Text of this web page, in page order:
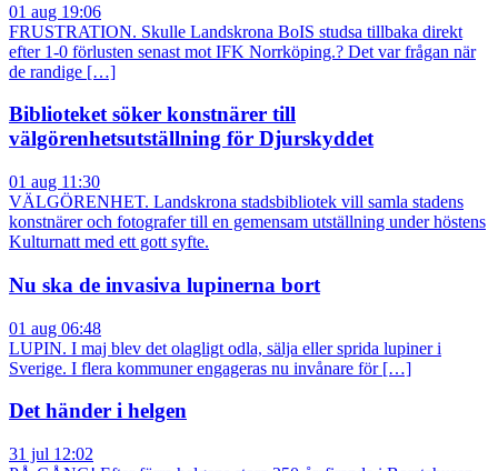
01 aug 19:06
FRUSTRATION. Skulle Landskrona BoIS studsa tillbaka direkt
efter 1-0 förlusten senast mot IFK Norrköping.? Det var frågan när
de randige […]
Biblioteket söker konstnärer till
välgörenhetsutställning för Djurskyddet
01 aug 11:30
VÄLGÖRENHET. Landskrona stadsbibliotek vill samla stadens
konstnärer och fotografer till en gemensam utställning under höstens
Kulturnatt med ett gott syfte.
Nu ska de invasiva lupinerna bort
01 aug 06:48
LUPIN. I maj blev det olagligt odla, sälja eller sprida lupiner i
Sverige. I flera kommuner engageras nu invånare för […]
Det händer i helgen
31 jul 12:02